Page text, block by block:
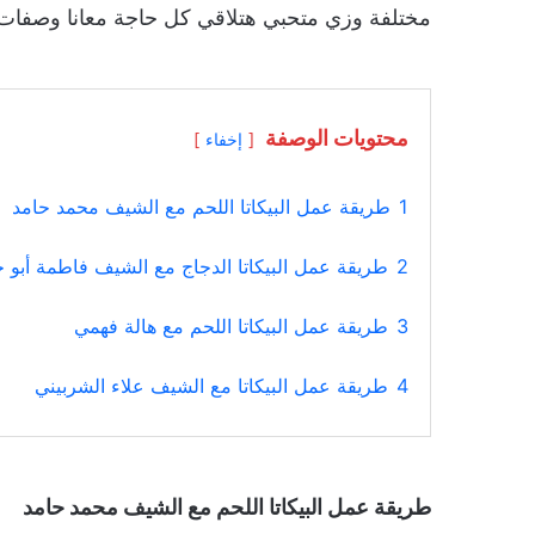
مختلفة وزي متحبي هتلاقي كل حاجة معانا
محتويات الوصفة إخفاء
1 طريقة عمل البيكاتا اللحم مع الشيف محمد حامد
2 طريقة عمل البيكاتا الدجاج مع الشيف فاطمة أبو
3 طريقة عمل البيكاتا اللحم مع هالة فهمي
4 طريقة عمل البيكاتا مع الشيف علاء الشربيني
طريقة عمل البيكاتا اللحم مع الشيف محمد حامد